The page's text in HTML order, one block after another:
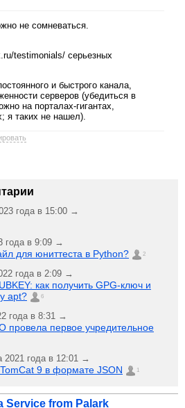
не сомневаться.
testimonials/ серьезных
и быстрого канала,
серверов (убедиться в
на порталах-гигантах,
я таких не нашел).
года в 15:00 →
года в 9:09 →
для юниттеста в Python? 2
года в 2:09 →
как получить GPG-ключ и
apt?
6
года в 8:31 →
провела первое учредительное
2021 года в 12:01 →
9 в формате JSON 1
Service from Palark